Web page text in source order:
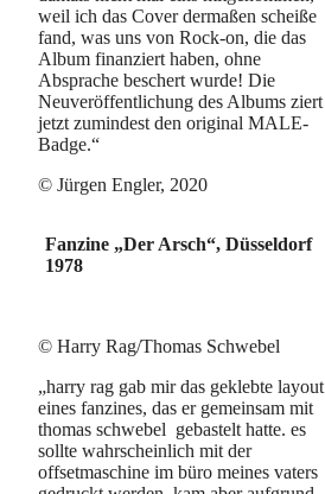
weil ich das Cover dermaßen scheiße
fand, was uns von Rock-on, die das
Album finanziert haben, ohne
Absprache beschert wurde! Die
Neuveröffentlichung des Albums ziert
jetzt zumindest den original MALE-
Badge.“
© Jürgen Engler, 2020
Fanzine „Der Arsch“, Düsseldorf
1978
© Harry Rag/Thomas Schwebel
„harry rag gab mir das geklebte layout
eines fanzines, das er gemeinsam mit
thomas schwebel gebastelt hatte. es
sollte wahrscheinlich mit der
offsetmaschine im büro meines vaters